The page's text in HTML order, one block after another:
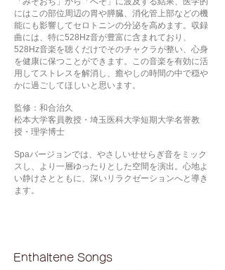
にはこの部位周辺の胃や膵臓、消化管上部などの機
能にも影響してセロトニンの分泌を高めます。収録
曲には、特に528Hz音が豊富に含まれており、
528Hz音楽を聴くだけでそのチャクラが整い、心身
を健康に保つことができます。この音楽を有効に活
用してストレスを解消し、癒やしの時間の中で穏や
かに過ごしてほしいと思います。
監修：和合治久
松本大学客員教授・埼玉医科大学短期大学名誉教
授・理学博士
Spaバージョンでは、やさしいせせらぎ音をミック
スし、より一層ゆったりとした空間を演出。心地よ
い静けさとともに、深いリラクゼーションへと導き
ます。
Enthaltene Songs